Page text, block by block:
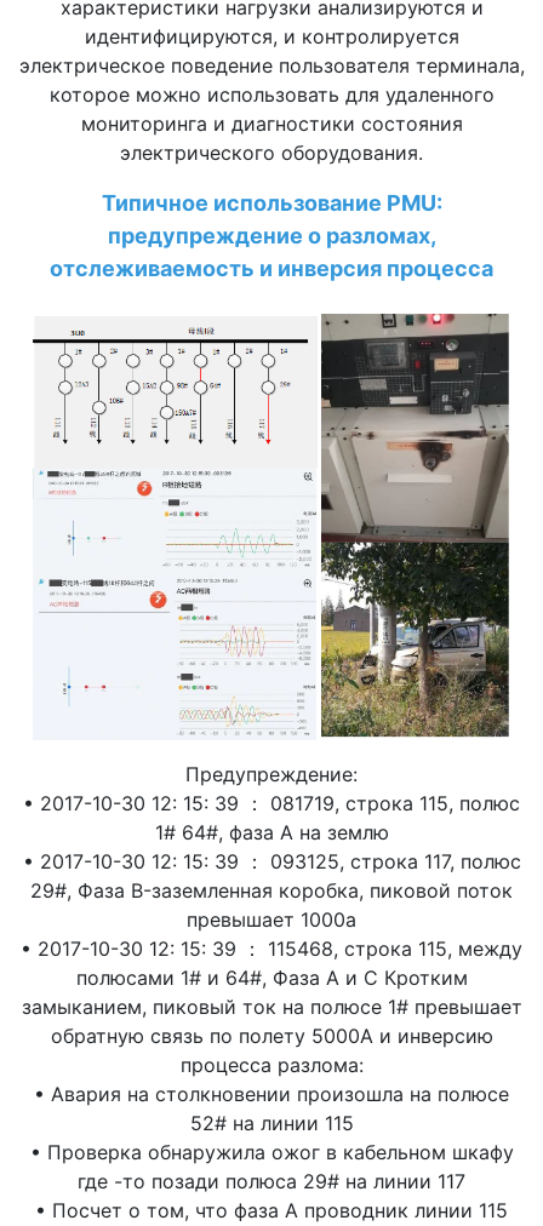
характеристики нагрузки анализируются и
идентифицируются, и контролируется
электрическое поведение пользователя терминала,
которое можно использовать для удаленного
мониторинга и диагностики состояния
электрического оборудования.
Типичное использование PMU:
предупреждение о разломах,
отслеживаемость и инверсия процесса
Предупреждение:
• 2017-10-30 12: 15: 39 ： 081719, строка 115, полюс
1# 64#, фаза А на землю
• 2017-10-30 12: 15: 39 ： 093125, строка 117, полюс
29#, Фаза B-заземленная коробка, пиковой поток
превышает 1000a
• 2017-10-30 12: 15: 39 ： 115468, строка 115, между
полюсами 1# и 64#, Фаза А и С Кротким
замыканием, пиковый ток на полюсе 1# превышает
обратную связь по полету 5000A и инверсию
процесса разлома:
• Авария на столкновении произошла на полюсе
52# на линии 115
• Проверка обнаружила ожог в кабельном шкафу
где -то позади полюса 29# на линии 117
• Посчет о том, что фаза А проводник линии 115